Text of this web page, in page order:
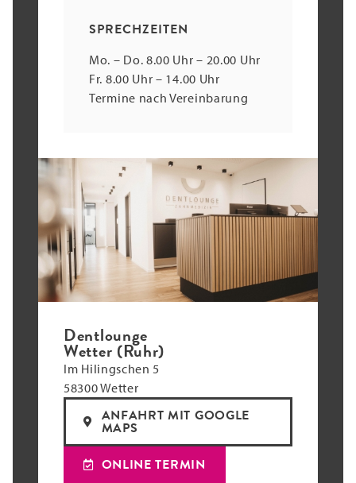
SPRECHZEITEN
Mo. – Do. 8.00 Uhr – 20.00 Uhr
Fr. 8.00 Uhr – 14.00 Uhr
Termine nach Vereinbarung
Dentlounge
Wetter (Ruhr)
Im Hilingschen 5
58300 Wetter
ANFAHRT MIT GOOGLE
MAPS
ONLINE TERMIN